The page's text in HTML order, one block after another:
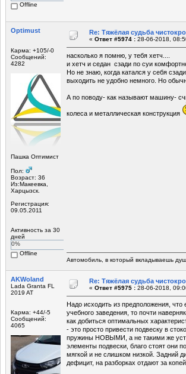
Offline
Optimust
Карма: +105/-0
Сообщений:
4282
Пашка Оптимист
Пол:
Возраст: 36
Из:Макеевка,
Харцызск.
Регистрация:
09.05.2011
Активность за 30
дней
0%
Offline
Re: Тяжёлая судьба
« Ответ #5974 : 28-06-2018,
насколько я помню, у тебя хетч....
и хетч и седан сзади по суи
Но не знаю, когда катался у себя
выходить не удобно немного. Но
А по поводу- как называют машину-
колеса и металлическая конструкция
Автомобиль, в который вкладываешь
AKWoland
Lada Granta FL
2019 AT
Карма: +44/-5
Сообщений:
4065
Re: Тяжёлая судьба
« Ответ #5975 : 28-06-2018,
Надо исходить из предположения,
учебного заведения, то почти
как добиться оптимальных
- это просто привести подвеску в
пружины НОВЫМИ, а не такими же
элементы подвески, благо стоят они
мягкой и не слишком низкой. Задний
дефицит, на разборках отдают за